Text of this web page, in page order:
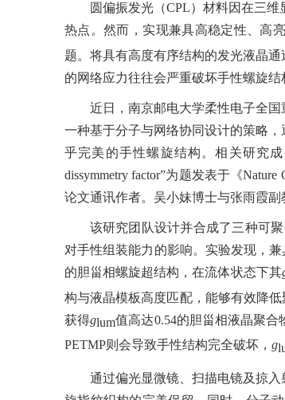
圆偏振发光（CPL）材料因在三
热点。然而，实现兼具高稳定性、高
题。将具有高度有序结构的发光液晶
的网络应力往往会严重破坏手性螺旋结
近日，南京邮电大学柔性电子全
一种基于分子与网络协同设计的策略
乎完美的手性螺旋结构。相关研究成
dissymmetry factor”为题发表于《Nature
论文通讯作者。吴小妹博士与张雨霞副
该研究团队设计并合成了三种可
对手性组装能力的影响。实验发现，
的胆甾相螺旋超结构，在流体状态下其
构与液晶模板高度匹配，能够有效降
获得glum值高达0.54的胆甾相液晶聚合
PETMP则会导致手性结构完全破坏， g
通过偏光显微镜、扫描电镜及掠入